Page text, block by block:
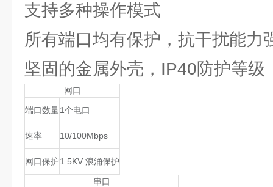
支持多种操作模式
所有端口均有保护，抗干扰能力
坚固的金属外壳，IP40防护等级
网口
端口数量1个电口
速率 10/100Mbps
网口保护1.5KV 浪涌保护
串口